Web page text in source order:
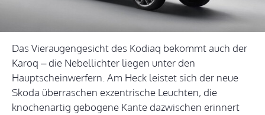
Das Vieraugengesicht des Kodiaq bekommt auch der
Karoq – die Nebellichter liegen unter den
Hauptscheinwerfern. Am Heck leistet sich der neue
Skoda überraschen exzentrische Leuchten, die
knochenartig gebogene Kante dazwischen erinnert